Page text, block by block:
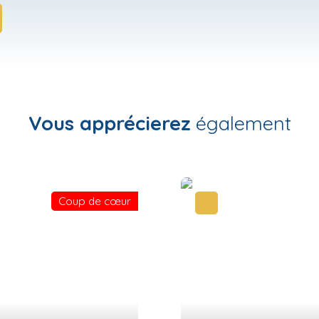
Vous apprécierez également
Coup de cœur